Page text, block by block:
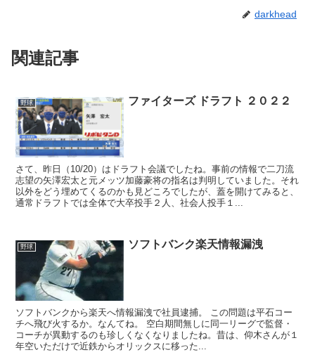
darkhead
関連記事
野球 ファイターズ ドラフト ２０２２
さて、昨日（10/20）はドラフト会議でしたね。事前の情報で二刀流
志望の矢澤宏太と元メッツ加藤豪将の指名は判明していました。それ
以外をどう埋めてくるのかも見どころでしたが、蓋を開けてみると、
通常ドラフトでは全体で大卒投手２人、社会人投手１...
野球 ソフトバンク楽天情報漏洩
ソフトバンクから楽天へ情報漏洩で社員逮捕。 この問題は平石コー
チへ飛び火するか。なんてね。 空白期間無しに同一リーグで監督・
コーチが異動するのも珍しくなくなりましたね。昔は、仰木さんが１
年空いただけで近鉄からオリックスに移った...